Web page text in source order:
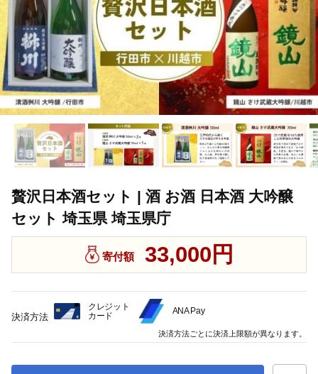
贅沢日本酒セット | 酒 お酒 日本酒 大吟醸
セット 埼玉県 埼玉県庁
寄付額 33,000円
決済方法
クレジット
カード
ANA Pay
決済方法ごとに決済上限額が異なります。